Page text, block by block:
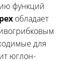
функций
обладает
для
юглон-